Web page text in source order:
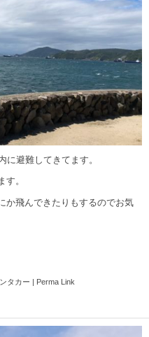
に避難してきてます。
。
か飛んできたりもするのでお気
タカー | Perma Link